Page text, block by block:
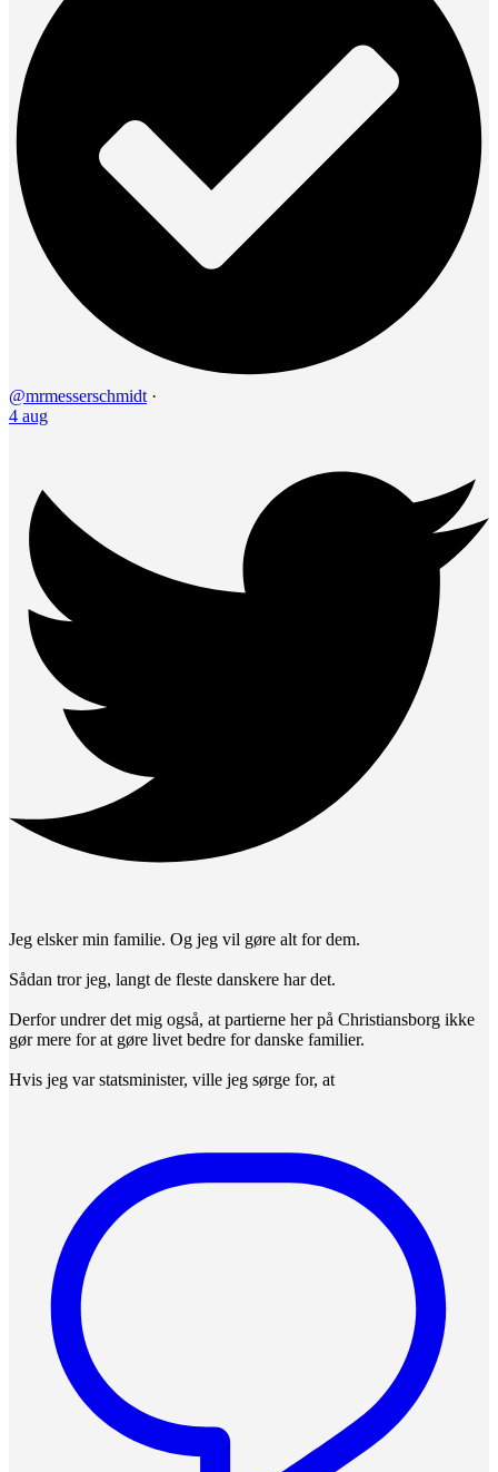
@mrmesserschmidt ·
4 aug
Jeg elsker min familie. Og jeg vil gøre alt for dem.
Sådan tror jeg, langt de fleste danskere har det.
Derfor undrer det mig også, at partierne her på Christiansborg ikke
gør mere for at gøre livet bedre for danske familier.
Hvis jeg var statsminister, ville jeg sørge for, at